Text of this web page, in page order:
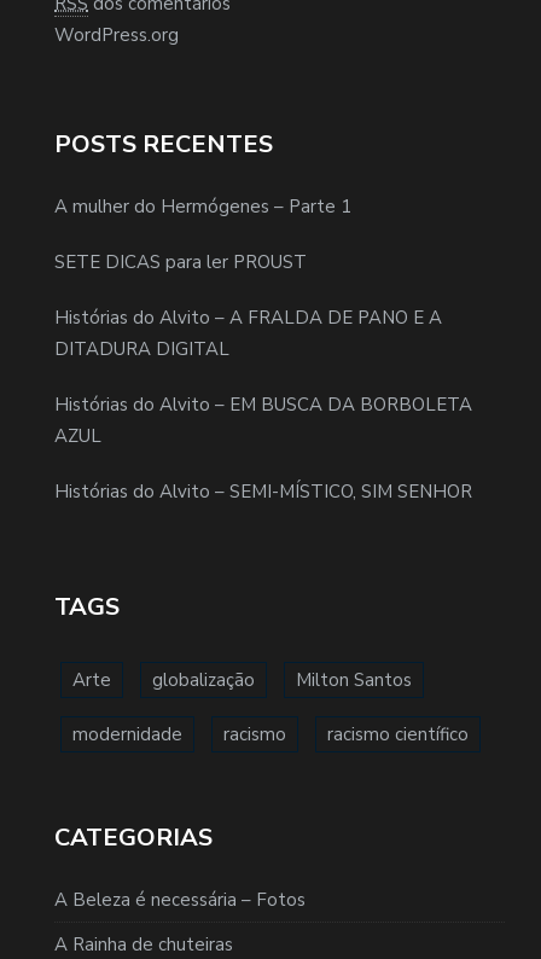
WordPress.org
POSTS RECENTES
A mulher do Hermógenes – Parte 1
SETE DICAS para ler PROUST
Histórias do Alvito – A FRALDA DE PANO E A
DITADURA DIGITAL
Histórias do Alvito – EM BUSCA DA BORBOLETA
AZUL
Histórias do Alvito – SEMI-MÍSTICO, SIM SENHOR
TAGS
Arte globalização Milton Santos
modernidade racismo racismo científico
CATEGORIAS
A Beleza é necessária – Fotos
A Rainha de chuteiras